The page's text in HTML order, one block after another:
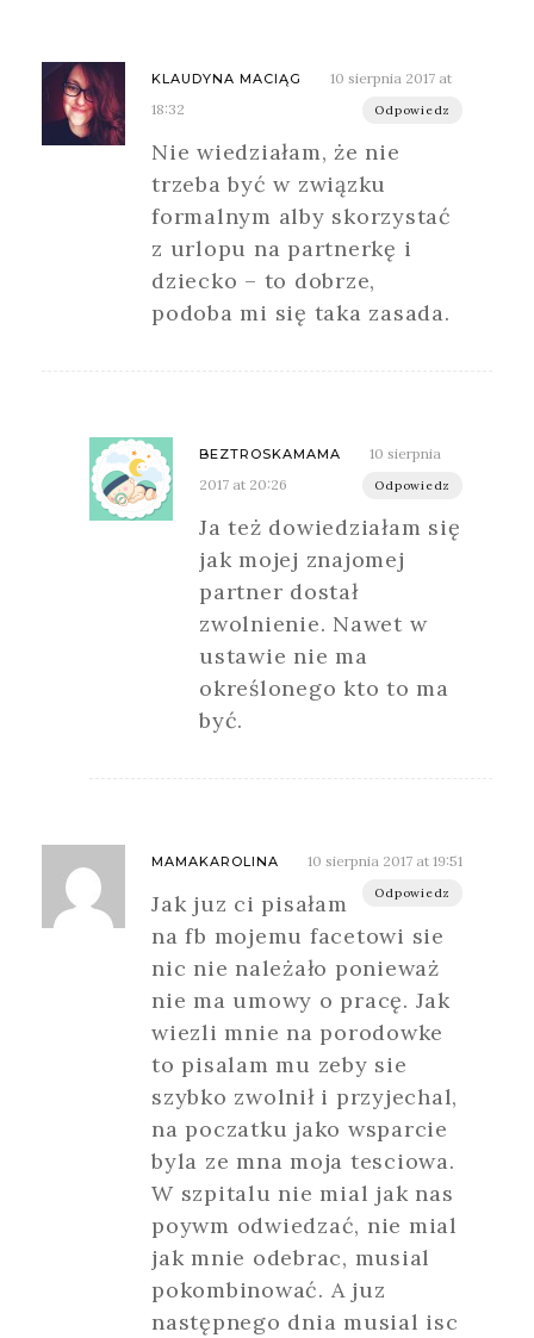
KLAUDYNA MACIĄG
10 sierpnia 2017 at
18:32
Odpowiedz
Nie wiedziałam, że nie
trzeba być w związku
formalnym alby skorzystać
z urlopu na partnerkę i
dziecko – to dobrze,
podoba mi się taka zasada.
BEZTROSKAMAMA
10 sierpnia
2017 at 20:26
Odpowiedz
Ja też dowiedziałam się
jak mojej znajomej
partner dostał
zwolnienie. Nawet w
ustawie nie ma
określonego kto to ma
być.
MAMAKAROLINA 10 sierpnia 2017 at 19:51
Odpowiedz
Jak juz ci pisałam
na fb mojemu facetowi sie
nic nie należało ponieważ
nie ma umowy o pracę. Jak
wiezli mnie na porodowke
to pisalam mu zeby sie
szybko zwolnił i przyjechal,
na poczatku jako wsparcie
byla ze mna moja tesciowa.
W szpitalu nie mial jak nas
poywm odwiedzać, nie mial
jak mnie odebrac, musial
pokombinować. A juz
następnego dnia musial isc